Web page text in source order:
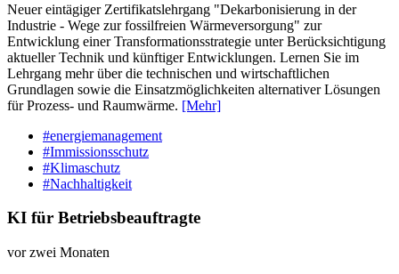
Neuer eintägiger Zertifikatslehrgang "Dekarbonisierung in der
Industrie - Wege zur fossilfreien Wärmeversorgung" zur
Entwicklung einer Transformationsstrategie unter Berücksichtigung
aktueller Technik und künftiger Entwicklungen. Lernen Sie im
Lehrgang mehr über die technischen und wirtschaftlichen
Grundlagen sowie die Einsatzmöglichkeiten alternativer Lösungen
für Prozess- und Raumwärme. [Mehr]
#energiemanagement
#Immissionsschutz
#Klimaschutz
#Nachhaltigkeit
KI für Betriebsbeauftragte
vor zwei Monaten